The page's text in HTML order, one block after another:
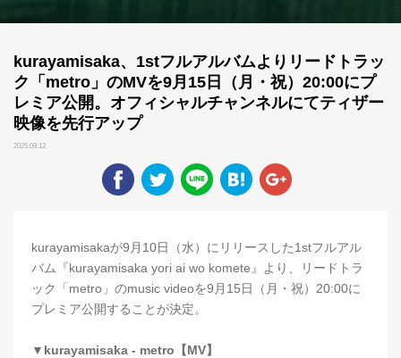
kurayamisaka、1stフルアルバムよりリードトラッ
ク「metro」のMVを9月15日（月・祝）20:00にプ
レミア公開。オフィシャルチャンネルにてティザー
映像を先行アップ
2025.09.12
kurayamisakaが9月10日（水）にリリースした1stフルアル
バム『kurayamisaka yori ai wo komete』より、リードトラ
ック「metro」のmusic videoを9月15日（月・祝）20:00に
プレミア公開することが決定。
▼kurayamisaka - metro【MV】